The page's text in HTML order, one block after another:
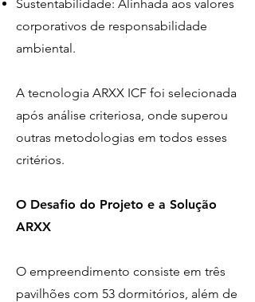
Sustentabilidade: Alinhada aos valores
corporativos de responsabilidade
ambiental.
A tecnologia ARXX ICF foi selecionada
após análise criteriosa, onde superou
outras metodologias em todos esses
critérios.
O Desafio do Projeto e a Solução
ARXX
O empreendimento consiste em três
pavilhões com 53 dormitórios, além de